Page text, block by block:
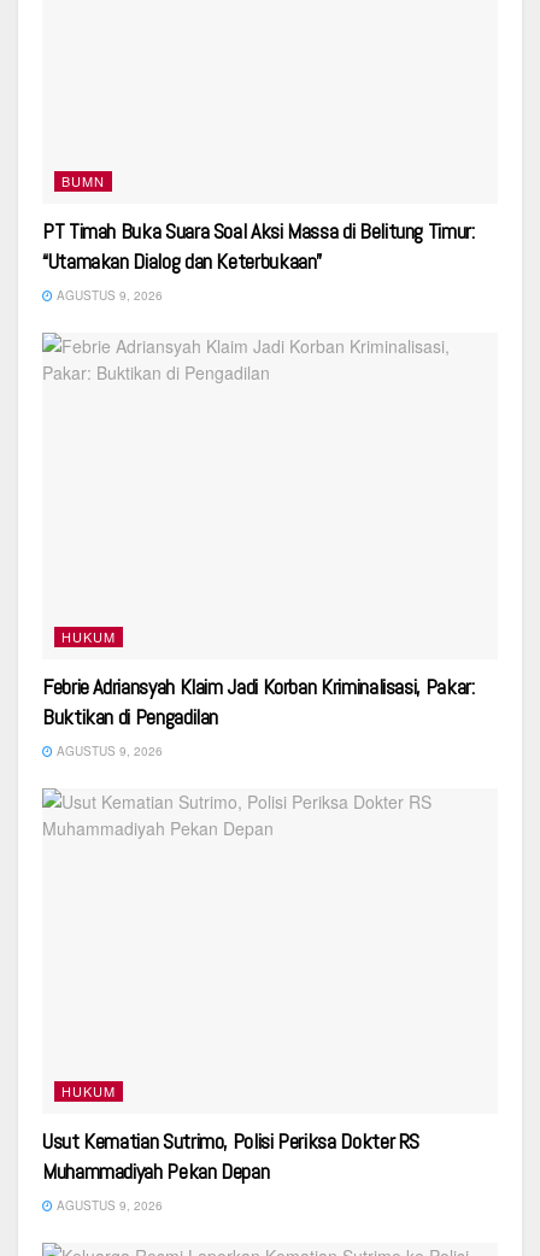
BUMN
PT Timah Buka Suara Soal Aksi Massa di Belitung Timur:
“Utamakan Dialog dan Keterbukaan”
AGUSTUS 9, 2026
HUKUM
Febrie Adriansyah Klaim Jadi Korban Kriminalisasi, Pakar:
Buktikan di Pengadilan
AGUSTUS 9, 2026
HUKUM
Usut Kematian Sutrimo, Polisi Periksa Dokter RS
Muhammadiyah Pekan Depan
AGUSTUS 9, 2026